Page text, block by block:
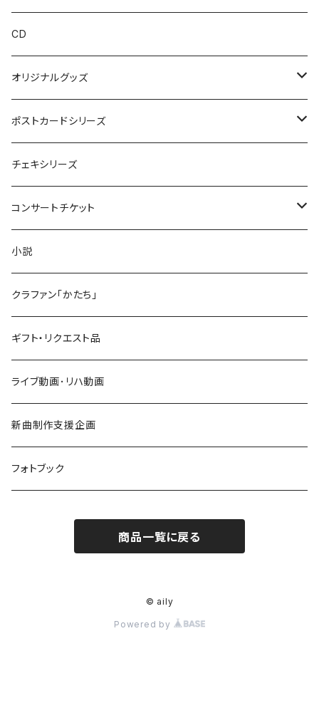
CD
オリジナルグッズ
JCT
Reunion
Oyone Design
2022 New Logo
缶バッジ
ポストカードシリーズ
楽曲イメージポストカード
チェキシリーズ
コンサートチケット
リユニオン
Reunion 4
6/28 鶴舞パーチ 〜Salala〜
リユニオン4
小説
クラファン「かたち」
ギフト・リクエスト品
ライブ動画･リハ動画
新曲制作支援企画
フォトブック
商品一覧に戻る
© aily
Powered by